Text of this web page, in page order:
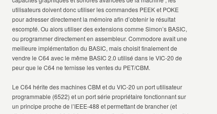
utilisateurs doivent donc utiliser les commandes PEEK et POKE
pour adresser directement la mémoire afin d’obtenir le résultat
escompté. Ou alors utiliser des extensions comme Simon’s BASIC,
ou programmer directement en assembleur. Commodore avait une
meilleure implémentation du BASIC, mais choisit finalement de
vendre le C64 avec le même BASIC 2.0 utilisé dans le VIC-20 de
peur que le C64 ne ternisse les ventes du PET/CBM.
Le C64 hérite des machines CBM et du VIC-20 un port utilisateur
programmable (6522) et un port série propriétaire fonctionnant sur
un principe proche de l’IEEE-488 et permettant de brancher (et